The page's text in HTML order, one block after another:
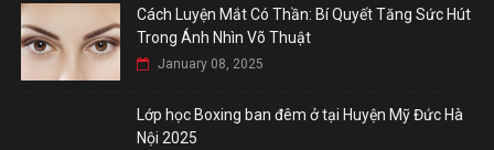
Cách Luyện Mắt Có Thần: Bí Quyết Tăng Sức Hút
Trong Ánh Nhìn Võ Thuật
January 08, 2025
Lớp học Boxing ban đêm ở tại Huyện Mỹ Đức Hà
Nội 2025